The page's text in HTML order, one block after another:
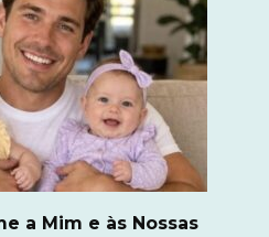
a Mim e às Nossas